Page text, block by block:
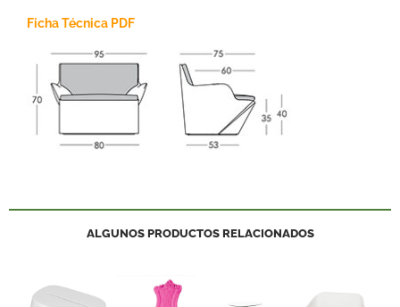
Ficha Técnica PDF
ALGUNOS PRODUCTOS RELACIONADOS